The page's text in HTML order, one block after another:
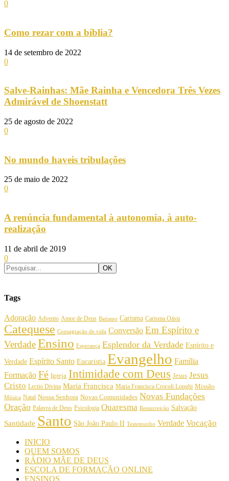
0
Como rezar com a bíblia?
14 de setembro de 2022
0
Salve-Rainhas: Mãe Rainha e Vencedora Três Vezes
Admirável de Shoenstatt
25 de agosto de 2022
0
No mundo haveis tribulações
25 de maio de 2022
0
A renúncia fundamental à autonomia, à auto-
realização
11 de abril de 2019
0
Tags
Adoração Advento Amor de Deus Batismo Carisma Carisma Oásis
Catequese Consagração de vida Conversão Em Espírito e
VerdadeEnsino Esperança Esplendor da Verdade Espírito e
Verdade Espírito Santo Eucaristia Evangelho Família
Formação Fé Igreja Intimidade com Deus Jesus Jesus
Cristo Lectio Divina Maria Francisca Maria Francisca Crocoli Longhi Missão
Música Natal Nossa Senhora Novas Comunidades Novas Fundações
Oração Palavra de Deus Psicologia Quaresma Ressurreição Salvação
Santidade Santo São João Paulo II Testemunho Verdade Vocação
INICIO
QUEM SOMOS
RÁDIO MÃE DE DEUS
ESCOLA DE FORMAÇÃO ONLINE
ENSINOS